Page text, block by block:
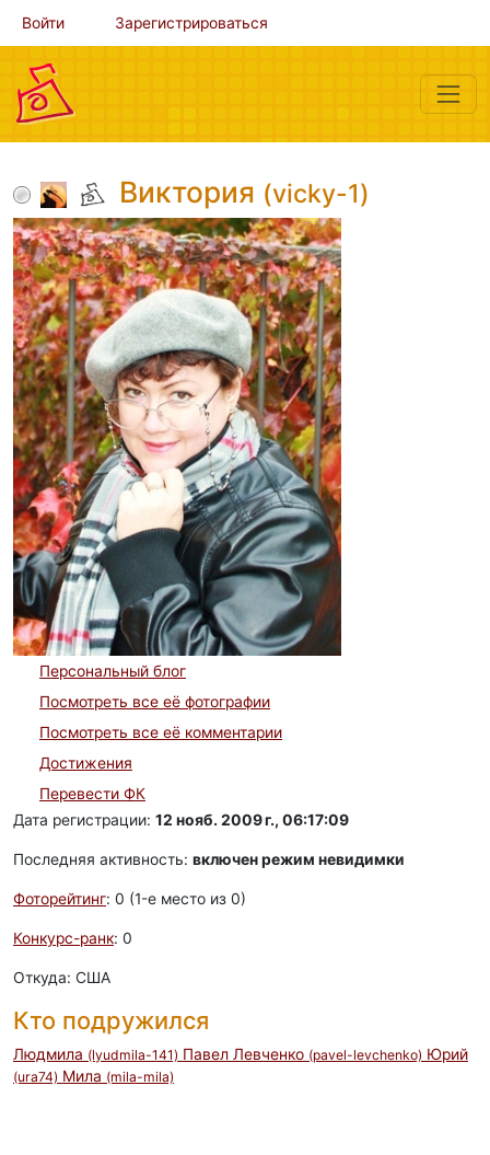
Войти Зарегистрироваться
Виктория (vicky-1)
Персональный блог
Посмотреть все её фотографии
Посмотреть все её комментарии
Достижения
Перевести ФК
Дата регистрации: 12 нояб. 2009 г., 06:17:09
Последняя активность: включен режим невидимки
Фоторейтинг: 0 (1-e место из 0)
Конкурс-ранк: 0
Откуда: США
Кто подружился
Людмила (lyudmila-141) Павел Левченко (pavel-levchenko) Юрий
(ura74) Мила (mila-mila)